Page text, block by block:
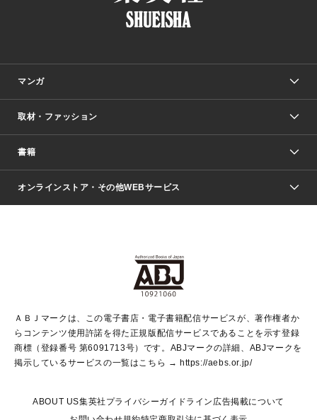
マンガ
少年マンガ
Vジャンプ
ジャンプルーキー！
ジャンプTOON
S-MANGA
集英社ジャンプリミックス
週刊ヤングジャンプ
ウルトラジャンプ
少女マンガ
リマコミ＋
マンガMeets
月刊オフィスユー
取材・ファッション
Seventeen
LEE
Marisol
T JAPAN:The New York Times Style Magazine
芸能・情報・スポーツ
パラスポ＋！
書籍
文芸・文庫・総合
青春と読書
アジア人物史
集英社新書
集英社新書プラス
よみタイ
ライトノベル・ノベライズ
集英社Webマガジン Cobalt
集英社オレンジ文庫
シフォン文庫
JUMP j BOOKS
集英社みらい文庫
S-KIDS.LAND
オンラインストア・その他WEBサービス
SHUEISHA MANGA-ART HERITAGE
HAPPY PLUS STORE
shueisha vox
EDITOR'S LAB
ＡＢＪマークは、この電子書店・電子書籍配信サービスが、著作権者か
らコンテンツ使用許諾を得た正規版配信サービスであることを示す登録
商標（登録番号 第6091713号）です。ABJマークの詳細、ABJマークを
掲示しているサービスの一覧はこちら → https://aebs.or.jp/
ABOUT US集英社プライバシーガイドライン 広告掲載について